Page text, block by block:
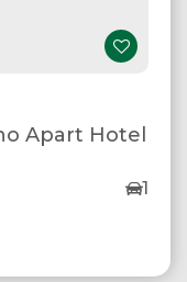
Apart Hotel
1